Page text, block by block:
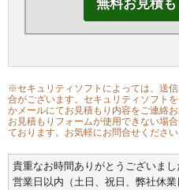
※セキュリティソフトによっては、送
合がございます。セキュリティソフト
かメールにてお見積もり内容をご連絡お
お見積もりフォームが使用できない場合
ております。お気軽にお問合せください
貴重なお時間ありがとうございま
営業日以内（土日、祝日、弊社休